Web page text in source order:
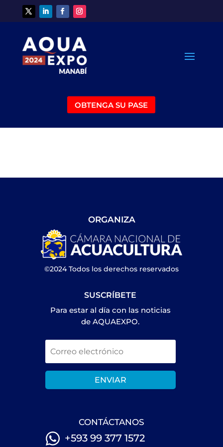
OBTENGA SU PASE
ORGANIZA
©2024 Todos los derechos reservados
SUSCRÍBETE
Para estar al día con las noticias
de AQUAEXPO.
ENVIAR
CONTÁCTANOS
+593 99 377 1572